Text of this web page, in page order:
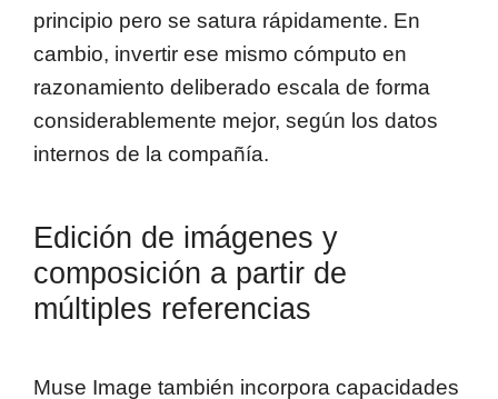
principio pero se satura rápidamente. En
cambio, invertir ese mismo cómputo en
razonamiento deliberado escala de forma
considerablemente mejor, según los datos
internos de la compañía.
Edición de imágenes y
composición a partir de
múltiples referencias
Muse Image también incorpora capacidades